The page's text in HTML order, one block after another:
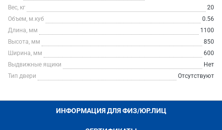
Вес, кг
20
Объем, м.куб
0.56
Длина, мм
1100
Высота, мм
850
Ширина, мм
600
Выдвижные ящики
Нет
Тип двери
Отсутствуют
ИНФОРМАЦИЯ ДЛЯ ФИЗ/ЮР.ЛИЦ